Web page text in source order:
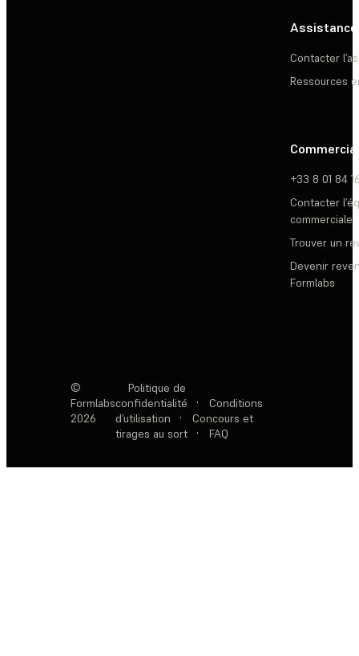
Assistance
Contacter
Ressources
Commercial
+33 8 01 84
Contacter
commerciale
Trouver un
Devenir
Formlabs
©
Formlabs
2026
Politique de
confidentialité
·
Conditions
d’utilisation
·
Concours et
tirages au sort
· FAQ